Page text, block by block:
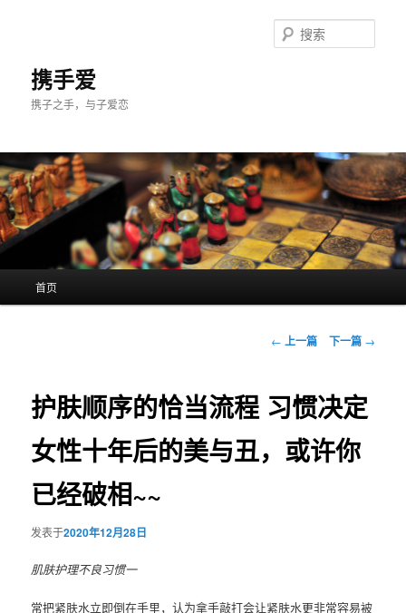
携手爱
携子之手，与子爱恋
索
首页
文
航
← 上一篇 下一篇 →
护肤顺序的恰当流程 习惯决定
女性十年后的美与丑，或许你
已经破相~~
发表于2020年12月28日
肌肤护理不良习惯一
常把紧肤水立即倒在手里，认为拿手敲打会让紧肤水更非常容易被